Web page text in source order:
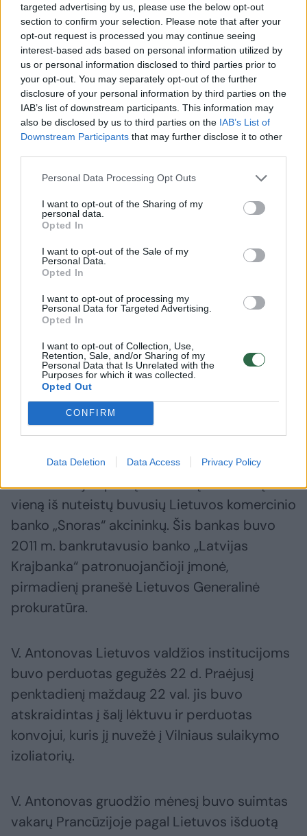
targeted advertising by us, please use the below opt-out
section to confirm your selection. Please note that after your
opt-out request is processed you may continue seeing
interest-based ads based on personal information utilized by
us or personal information disclosed to third parties prior to
your opt-out. You may separately opt-out of the further
disclosure of your personal information by third parties on the
IAB’s list of downstream participants. This information may
also be disclosed by us to third parties on the IAB’s List of
Downstream Participants that may further disclose it to other
Personal Data Processing Opt Outs
I want to opt-out of the Sharing of my
personal data.
Opted In
I want to opt-out of the Sale of my
Personal Data.
Opted In
I want to opt-out of processing my
Personal Data for Targeted Advertising.
Opted In
I want to opt-out of Collection, Use,
Retention, Sale, and/or Sharing of my
Personal Data that Is Unrelated with the
Purposes for which it was collected.
Opted Out
CONFIRM
Data Deletion Data Access Privacy Policy
Žlugusio banko „Snoras“
akcininkas V. Antonovas
pargabentas į Lietuvą ir
uždarytas į areštinę(1)
Žlugusio
leido
→
Generalinė prokuratūra jau pirmiau informavo
naujienų agentūrą „LETA“, kad Tarptautinio
bendradarbiavimo skyrius gavo teismo
dvejose V. Antonovui iškeltose
baudžiamosiose bylose.
Išnagrinėjus teismo prašymus, pagal
kiekvieną iš jų buvo išduotas Europos arešto
Taip pat pranešta, kad Prancūzija Lietuvai
išdavė Rusijos pilietį Vladimirą Antonovą –
vieną iš nuteistų buvusių Lietuvos komercinio
banko „Snoras“ akcininkų. Šis bankas buvo
2011 m. bankrutavusio banko „Latvijas
Krajbanka“ patronuojančioji įmonė,
pirmadienį pranešė Lietuvos Generalinė
prokuratūra.
V. Antonovas Lietuvos valdžios institucijoms
buvo perduotas gegužės 22 d. Praėjusį
penktadienį maždaug 22 val. jis buvo
atskraidintas į šalį lėktuvu ir perduotas
konvojui, kuris jį nuvežė į Vilniaus sulaikymo
izoliatorių.
V. Antonovas gruodžio mėnesį buvo suimtas
vakarų Prancūzijoje pagal Lietuvos išduotą